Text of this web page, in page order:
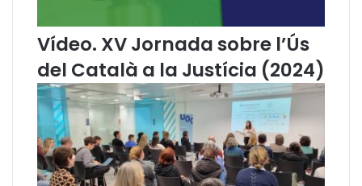
m
b
i
t
d
e
l
a
j
Vídeo. XV Jornada sobre l’Ús
del Català a la Justícia (2024)